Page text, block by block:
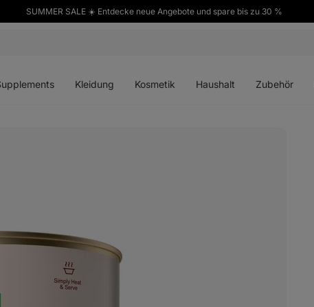
SUMMER SALE ☀️ Entdecke neue Angebote und spare bis zu 30 %
Kleidung Kosmetik Haushalt Zubehör